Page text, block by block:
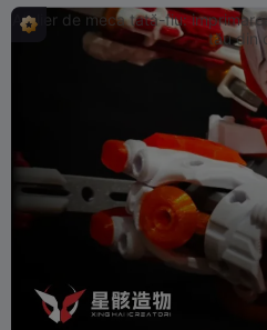
Atelier de meca tată-fiu:
tău din